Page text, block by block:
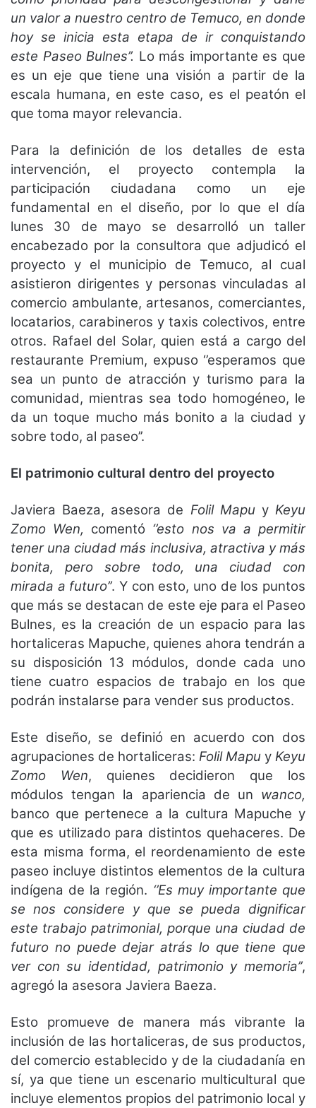
un valor a nuestro centro de Temuco, en donde
hoy se inicia esta etapa de ir conquistando
este Paseo Bulnes’’. Lo más importante es que
es un eje que tiene una visión a partir de la
escala humana, en este caso, es el peatón el
que toma mayor relevancia.
Para la definición de los detalles de esta
intervención, el proyecto contempla la
participación ciudadana como un eje
fundamental en el diseño, por lo que el día
lunes 30 de mayo se desarrolló un taller
encabezado por la consultora que adjudicó el
proyecto y el municipio de Temuco, al cual
asistieron dirigentes y personas vinculadas al
comercio ambulante, artesanos, comerciantes,
locatarios, carabineros y taxis colectivos, entre
otros. Rafael del Solar, quien está a cargo del
restaurante Premium, expuso ‘’esperamos que
sea un punto de atracción y turismo para la
comunidad, mientras sea todo homogéneo, le
da un toque mucho más bonito a la ciudad y
sobre todo, al paseo’’.
El patrimonio cultural dentro del proyecto
Javiera Baeza, asesora de Folil Mapuy Keyu
Zomo Wen, comentó ‘’esto nos va a permitir
tener una ciudad más inclusiva, atractiva y más
bonita, pero sobre todo, una ciudad con
mirada a futuro’’. Y con esto, uno de los puntos
que más se destacan de este eje para el Paseo
Bulnes, es la creación de un espacio para las
hortaliceras Mapuche, quienes ahora tendrán a
su disposición 13 módulos, donde cada uno
tiene cuatro espacios de trabajo en los que
podrán instalarse para vender sus productos.
Este diseño, se definió en acuerdo con dos
agrupaciones de hortaliceras: Folil Mapu y Keyu
Zomo Wen, quienes decidieron que los
módulos tengan la apariencia de un wanco,
banco que pertenece a la cultura Mapuche y
que es utilizado para distintos quehaceres. De
esta misma forma, el reordenamiento de este
paseo incluye distintos elementos de la cultura
indígena de la región. ‘’Es muy importante que
se nos considere y que se pueda dignificar
este trabajo patrimonial, porque una ciudad de
futuro no puede dejar atrás lo que tiene que
ver con su identidad, patrimonio y memoria’’,
agregó la asesora Javiera Baeza.
Esto promueve de manera más vibrante la
inclusión de las hortaliceras, de sus productos,
del comercio establecido y de la ciudadanía en
sí, ya que tiene un escenario multicultural que
incluye elementos propios del patrimonio local y